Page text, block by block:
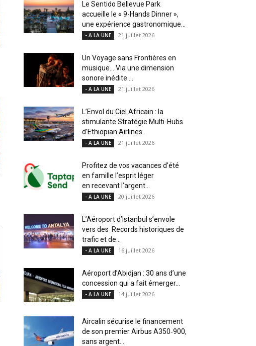
Le Sentido Bellevue Park
accueille le « 9-Hands Dinner »,
une expérience gastronomique...
- A LA UNE 21 juillet 2026
Un Voyage sans Frontières en
musique… Via une dimension
sonore inédite....
- A LA UNE 21 juillet 2026
L’Envol du Ciel Africain : la
stimulante Stratégie Multi-Hubs
d’Ethiopian Airlines...
- A LA UNE 21 juillet 2026
Profitez de vos vacances d’été
en famille l’esprit léger
en recevant l’argent...
- A LA UNE 20 juillet 2026
L’Aéroport d’Istanbul s’envole
vers des Records historiques de
trafic et de...
- A LA UNE 16 juillet 2026
Aéroport d’Abidjan : 30 ans d’une
concession qui a fait émerger...
- A LA UNE 14 juillet 2026
Aircalin sécurise le financement
de son premier Airbus A350‑900,
sans argent...